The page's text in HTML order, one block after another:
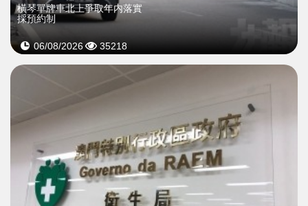
橫琴單牌車北上爭取年内落實
採預約制
06/08/2026 35218